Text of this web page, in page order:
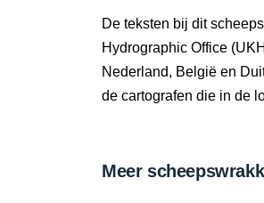
De teksten bij dit
Hydrographic Office
Nederland, België en
de cartografen die in de
Meer